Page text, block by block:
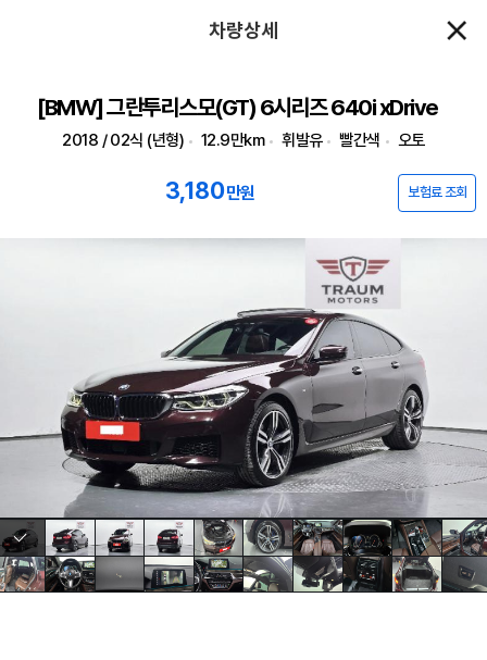
차량상세
[BMW] 그란투리스모(GT) 6시리즈 640i xDrive
2018 / 02식 (년형) 12.9만km 휘발유 빨간색 오토
3,180만원 보험료 조회